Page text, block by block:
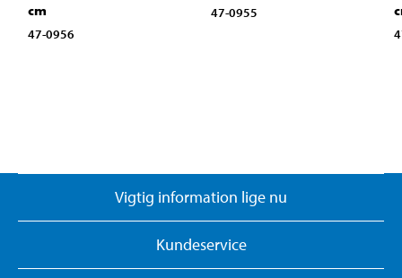
cm
47-0956
47-0955
Vigtig information lige nu
Kundeservice